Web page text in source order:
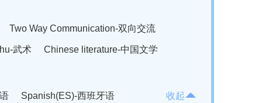
Two Way Communication-双向交流
武术 Chinese literature-中国文学
Spanish(ES)-西班牙语
收起